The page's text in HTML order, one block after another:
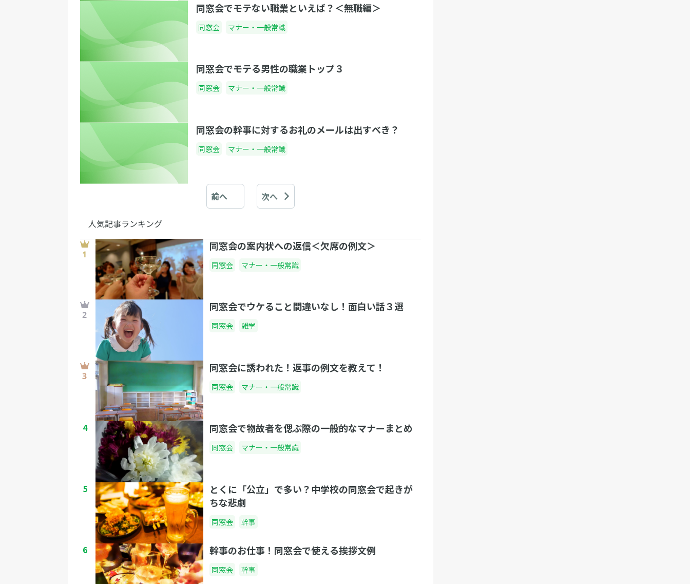
同窓会でモテない職業といえば？＜無職編＞
同窓会 マナー・一般常識
同窓会でモテる男性の職業トップ３
同窓会 マナー・一般常識
同窓会の幹事に対するお礼のメールは出すべき？
同窓会 マナー・一般常識
前へ 次へ
人気記事ランキング
同窓会の案内状への返信＜欠席の例文＞
同窓会 マナー・一般常識
同窓会でウケること間違いなし！面白い話３選
同窓会 雑学
同窓会に誘われた！返事の例文を教えて！
同窓会 マナー・一般常識
4 同窓会で物故者を偲ぶ際の一般的なマナーまとめ
同窓会 マナー・一般常識
5
とくに「公立」で多い？中学校の同窓会で起きが
ちな悲劇
同窓会 幹事
6 幹事のお仕事！同窓会で使える挨拶文例
同窓会 幹事